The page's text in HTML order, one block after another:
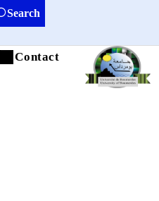
Search
Contact